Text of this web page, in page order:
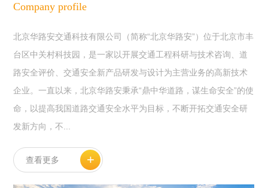
Company profile
北京华路安交通科技有限公司（简称“北京华路安”）位于北京市丰
台区中关村科技园，是一家以开展交通工程科研与技术咨询、道
路安全评价、交通安全新产品研发与设计为主营业务的高新技术
企业。一直以来，北京华路安秉承“鼎中华道路，谋生命安全”的使
命，以提高我国道路交通安全水平为目标，不断开拓交通安全研
发新方向，不...
查看更多 +